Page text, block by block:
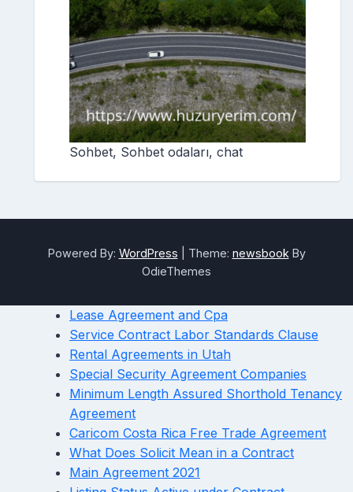
Sohbet, Sohbet odaları, chat
Powered By: WordPress Theme: newsbook By
OdieThemes
Lease Agreement and Cpa
Service Contract Labor Standards Clause
Rental Agreements in Utah
Special Security Agreement Companies
Minimum Length Assured Shorthold Tenancy
Agreement
Caricom Costa Rica Free Trade Agreement
What Does Solicit Mean in a Contract
Main Agreement 2021